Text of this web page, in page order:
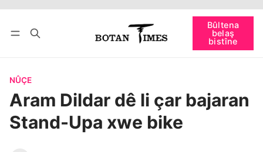
Bûltena
belaş
bistîne
bişopîne
NÛÇE
Aram Dildar dê li çar bajaran
Stand-Upa xwe bike